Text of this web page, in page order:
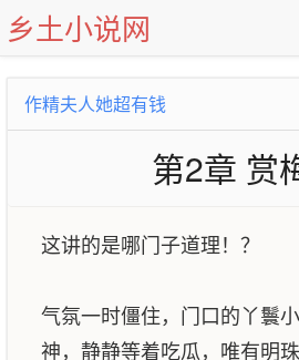
乡土小说网
作精夫人她超有钱
第2章 赏
这讲的是哪门子道理！？
气氛一时僵住，门口的丫鬟
神，静静等着吃瓜，唯有明